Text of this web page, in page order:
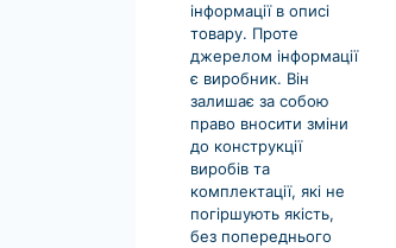
інформації в описі
товару. Проте
джерелом інформації
є виробник. Він
залишає за собою
право вносити зміни
до конструкції
виробів та
комплектації, які не
погіршують якість,
без попереднього